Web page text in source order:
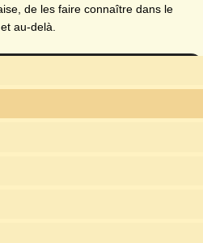
de les faire connaître dans le
au-delà.